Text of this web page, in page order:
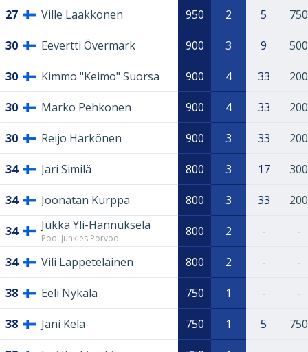
27 Ville Laakkonen 950 2 5 750
30 Eevertti Övermark 900 3 9 500
30 Kimmo "Keimo" Suorsa 900 4 33 200
30 Marko Pehkonen 900 4 33 200
30 Reijo Härkönen 900 3 33 200
34 Jari Similä 800 3 17 300
34 Joonatan Kurppa 800 3 33 200
34 Jukka Yli-Hannuksela
Pool Junkies Porvoo 800 2 - -
34 Vili Lappeteläinen 800 2 - -
38 Eeli Nykälä 750 1 - -
38 Jani Kela 750 1 5 750